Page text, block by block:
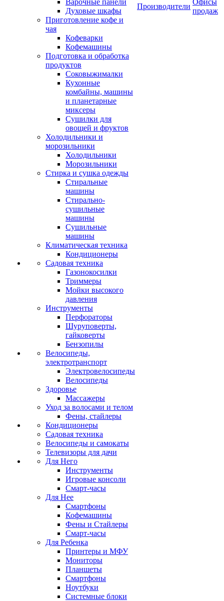
Варочные панели
Духовые шкафы
Приготовление кофе и
чая
Кофеварки
Кофемашины
Подготовка и обработка
продуктов
Соковыжималки
Кухонные
комбайны, машины
и планетарные
миксеры
Сушилки для
овощей и фруктов
Холодильники и
морозильники
Холодильники
Морозильники
Стирка и сушка одежды
Стиральные
машины
Стирально-
сушильные
машины
Сушильные
машины
Климатическая техника
Кондиционеры
Садовая техника
Газонокосилки
Триммеры
Мойки высокого
давления
Инструменты
Перфораторы
Шуруповерты,
гайковерты
Бензопилы
Велосипеды,
электротранспорт
Электровелосипеды
Велосипеды
Здоровье
Массажеры
Уход за волосами и телом
Фены, стайлеры
Кондиционеры
Садовая техника
Велосипеды и самокаты
Телевизоры для дачи
Для Него
Инструменты
Игровые консоли
Смарт-часы
Для Нее
Смартфоны
Кофемашины
Фены и Стайлеры
Смарт-часы
Для Ребенка
Принтеры и МФУ
Мониторы
Планшеты
Смартфоны
Ноутбуки
Системные блоки
Производители
Офисы
продаж